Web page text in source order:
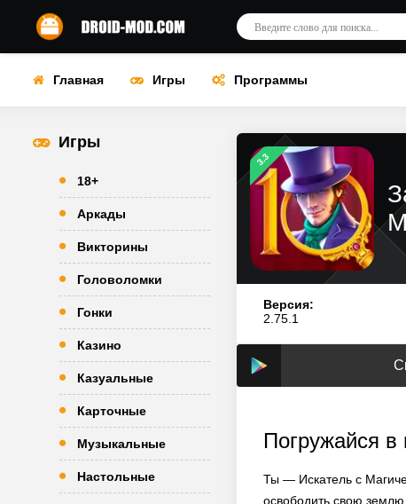
Главная Игры Программы
Игры
18+
Аркады
Викторины
Головоломки
Гонки
Казино
Казуальные
Карточные
Музыкальные
Настольные
3.3
Версия:
2.75.1
Погружайся
Ты — Искатель с
освободить свою